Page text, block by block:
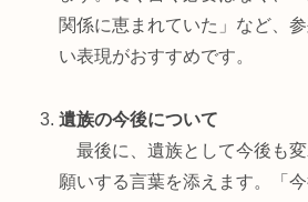
関係に恵まれていた」など、
い表現がおすすめです。
遺族の今後について
最後に、遺族として今後も
願いする言葉を添えます。「